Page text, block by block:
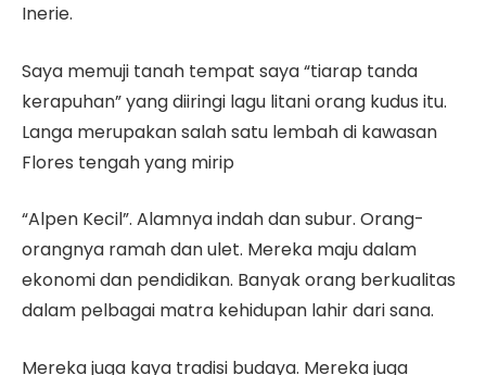
Inerie.
Saya memuji tanah tempat saya “tiarap tanda
kerapuhan” yang diiringi lagu litani orang kudus itu.
Langa merupakan salah satu lembah di kawasan
Flores tengah yang mirip
“Alpen Kecil”. Alamnya indah dan subur. Orang-
orangnya ramah dan ulet. Mereka maju dalam
ekonomi dan pendidikan. Banyak orang berkualitas
dalam pelbagai matra kehidupan lahir dari sana.
Mereka juga kaya tradisi budaya. Mereka juga